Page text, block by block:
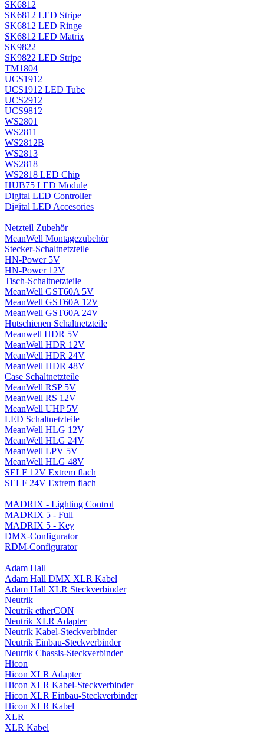
SK6812
SK6812 LED Stripe
SK6812 LED Ringe
SK6812 LED Matrix
SK9822
SK9822 LED Stripe
TM1804
UCS1912
UCS1912 LED Tube
UCS2912
UCS9812
WS2801
WS2811
WS2812B
WS2813
WS2818
WS2818 LED Chip
HUB75 LED Module
Digital LED Controller
Digital LED Accesories
Netzteil Zubehör
MeanWell Montagezubehör
Stecker-Schaltnetzteile
HN-Power 5V
HN-Power 12V
Tisch-Schaltnetzteile
MeanWell GST60A 5V
MeanWell GST60A 12V
MeanWell GST60A 24V
Hutschienen Schaltnetzteile
Meanwell HDR 5V
MeanWell HDR 12V
MeanWell HDR 24V
MeanWell HDR 48V
Case Schaltnetzteile
MeanWell RSP 5V
MeanWell RS 12V
MeanWell UHP 5V
LED Schaltnetzteile
MeanWell HLG 12V
MeanWell HLG 24V
MeanWell LPV 5V
MeanWell HLG 48V
SELF 12V Extrem flach
SELF 24V Extrem flach
MADRIX - Lighting Control
MADRIX 5 - Full
MADRIX 5 - Key
DMX-Configurator
RDM-Configurator
Adam Hall
Adam Hall DMX XLR Kabel
Adam Hall XLR Steckverbinder
Neutrik
Neutrik etherCON
Neutrik XLR Adapter
Neutrik Kabel-Steckverbinder
Neutrik Einbau-Steckverbinder
Neutrik Chassis-Steckverbinder
Hicon
Hicon XLR Adapter
Hicon XLR Kabel-Steckverbinder
Hicon XLR Einbau-Steckverbinder
Hicon XLR Kabel
XLR
XLR Kabel